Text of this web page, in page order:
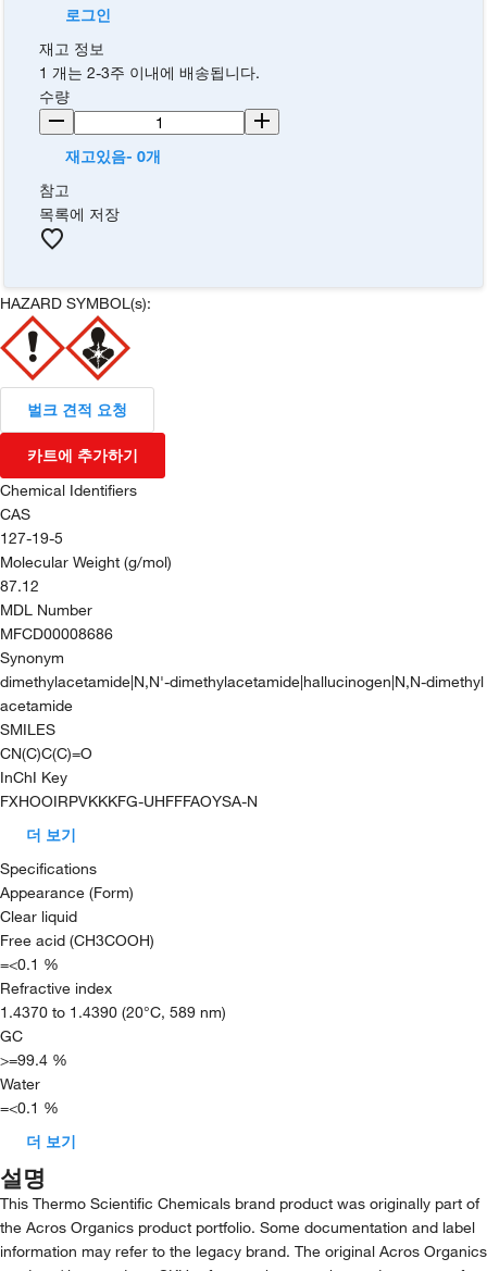
로그인
재고 정보
1 개는 2-3주 이내에 배송됩니다.
수량
재고있음- 0개
참고
목록에 저장
HAZARD SYMBOL(s):
벌크 견적 요청
카트에 추가하기
Chemical Identifiers
CAS
127-19-5
Molecular Weight (g/mol)
87.12
MDL Number
MFCD00008686
Synonym
dimethylacetamide|N,N'-dimethylacetamide|hallucinogen|N,N-dimethyl
acetamide
SMILES
CN(C)C(C)=O
InChI Key
FXHOOIRPVKKKFG-UHFFFAOYSA-N
더 보기
Specifications
Appearance (Form)
Clear liquid
Free acid (CH3COOH)
=<0.1 %
Refractive index
1.4370 to 1.4390 (20°C, 589 nm)
GC
>=99.4 %
Water
=<0.1 %
더 보기
설명
This Thermo Scientific Chemicals brand product was originally part of
the Acros Organics product portfolio. Some documentation and label
information may refer to the legacy brand. The original Acros Organics